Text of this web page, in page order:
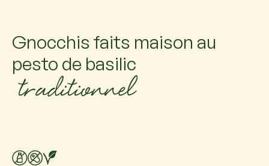
Gnocchis faits maison au
pesto de basilic
traditionnel